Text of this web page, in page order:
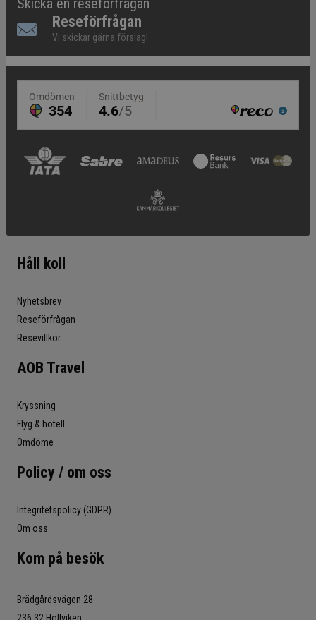
Reseförfrågan
Vi skickar gärna förslag!
Håll koll
Nyhetsbrev
Reseförfrågan
Resevillkor
AOB Travel
Kryssning
Flyg & hotell
Omdöme
Policy / om oss
Integritetspolicy (GDPR)
Om oss
Kom på besök
Brädgårdsvägen 28
236 32 Höllviken